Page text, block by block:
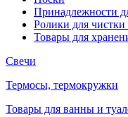
Принадлежности
Ролики для
Товары для
Свечи
Термосы, термокружки
Товары для ванны и